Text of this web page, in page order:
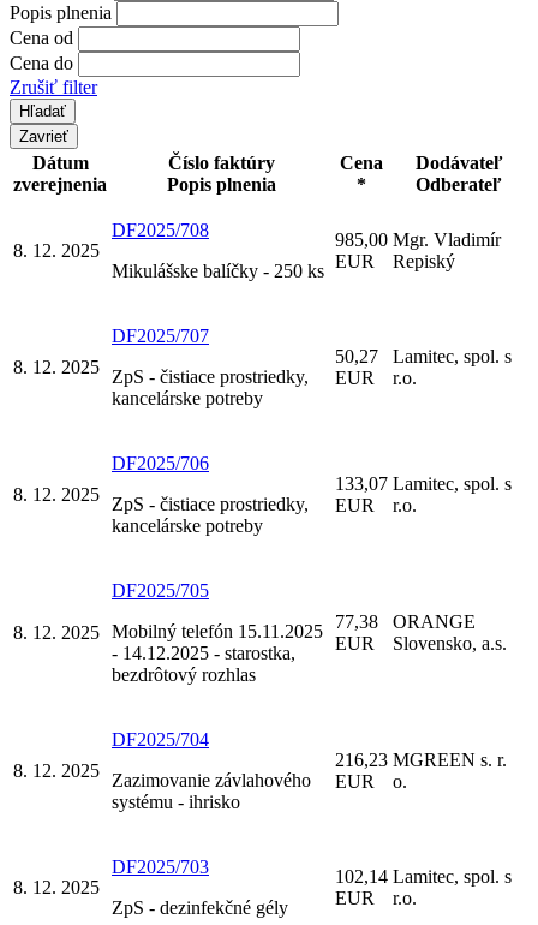
Popis plnenia
Cena od
Cena do
Zrušiť filter
Zavrieť
Dátum
zverejnenia
Číslo faktúry
Popis plnenia
Cena
*
Dodávateľ
Odberateľ
8. 12. 2025
DF2025/708
Mikulášske balíčky - 250 ks
985,00
EUR
Mgr. Vladimír
Repiský
8. 12. 2025
DF2025/707
ZpS - čistiace prostriedky,
kancelárske potreby
50,27
EUR
Lamitec, spol. s
r.o.
8. 12. 2025
DF2025/706
ZpS - čistiace prostriedky,
kancelárske potreby
133,07
EUR
Lamitec, spol. s
r.o.
8. 12. 2025
DF2025/705
Mobilný telefón 15.11.2025
- 14.12.2025 - starostka,
bezdrôtový rozhlas
77,38
EUR
ORANGE
Slovensko, a.s.
8. 12. 2025
DF2025/704
Zazimovanie závlahového
systému - ihrisko
216,23
EUR
MGREEN s. r.
o.
8. 12. 2025
DF2025/703
ZpS - dezinfekčné gély
102,14
EUR
Lamitec, spol. s
r.o.